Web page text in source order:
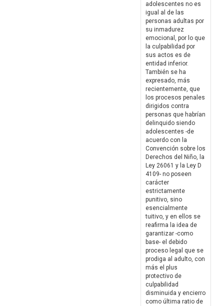
adolescentes no es
igual al de las
personas adultas por
su inmadurez
emocional, por lo que
la culpabilidad por
sus actos es de
entidad inferior.
También se ha
expresado, más
recientemente, que
los procesos penales
dirigidos contra
personas que habrían
delinquido siendo
adolescentes -de
acuerdo con la
Convención sobre los
Derechos del Niño, la
Ley 26061 y la Ley D
4109- no poseen
carácter
estrictamente
punitivo, sino
esencialmente
tuitivo, y en ellos se
reafirma la idea de
garantizar -como
base- el debido
proceso legal que se
prodiga al adulto, con
más el plus
protectivo de
culpabilidad
disminuida y encierro
como última ratio de